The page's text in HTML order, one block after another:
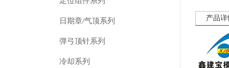
日期章/气顶系列
弹弓顶针系列
冷却系列
产品详